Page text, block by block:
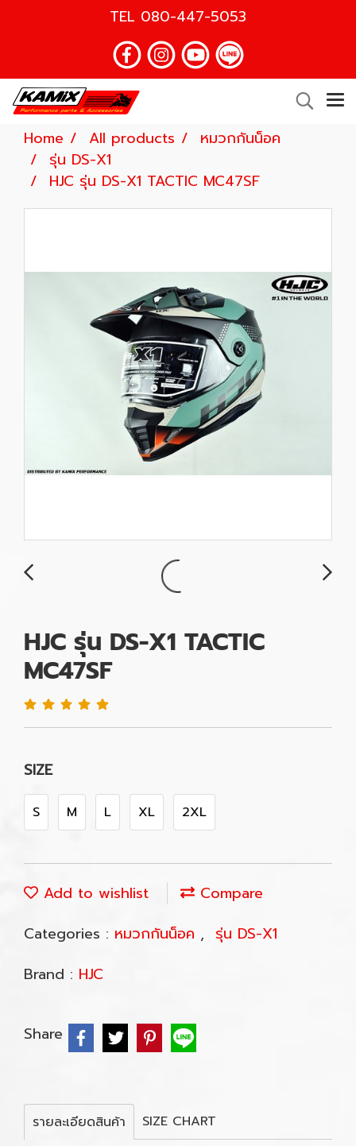
TEL 080-447-5053
Home All products
หมวกกันน็อค
รุ่น DS-X1
HJC รุ่น DS-X1 TACTIC MC47SF
HJC รุ่น DS-X1 TACTIC
MC47SF
SIZE
S M L XL 2XL
Add to wishlist
Compare
Categories : หมวกกันน็อค , รุ่น DS-X1
Brand : HJC
Share
รายละเอียดสินค้า SIZE CHART